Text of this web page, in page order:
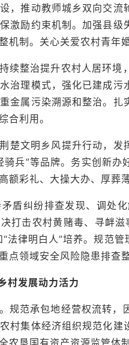
，推动教师城乡双向交
激励约束机制。加强县
机制。关心关爱农村青年
续整治提升农村人居环
治理模式，强化已建成
金属污染溯源和整治。
合利用。
楚文明乡风提升行动，
兵”等品牌。务实创新
额彩礼、大操大办、厚葬
盾纠纷排查发现、调处
打击农村黄赌毒、寻衅
法律明白人”培养。规范
点领域安全风险隐患排查整
村发展动力活力
规范承包地经营权流转
村集体经济组织规范化
农垦国有资产资源监管体制